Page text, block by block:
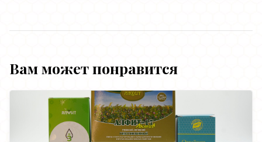
Вам может понравится